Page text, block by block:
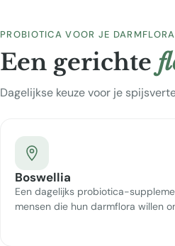
PROBIOTICA VOOR JE DARMFLORA
Een gerichte
Dagelijkse keuze voor je
Boswellia
Een dagelijks probiotica-
mensen die hun darmflora willen